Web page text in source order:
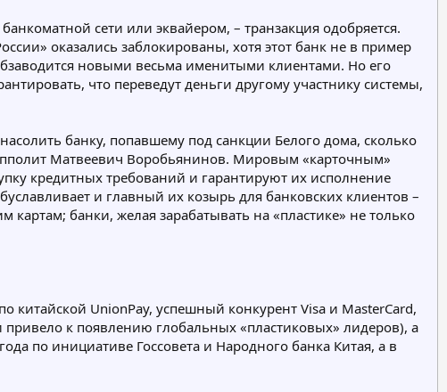
сети или эквайером, – транзакция одобряется.
оказались заблокированы, хотя этот банк не в пример
новыми весьма именитыми клиентами. Но его
что переведут деньги другому участнику системы,
банку, попавшему под санкции Белого дома, сколько
Матвеевич Воробьянинов. Мировым «карточным»
кредитных требований и гарантируют их исполнение
и главный их козырь для банковских клиентов –
банки, желая зарабатывать на «пластике» не только
UnionPay, успешный конкурент Visa и MasterCard,
к появлению глобальных «пластиковых» лидеров), а
по инициативе Госсовета и Народного банка Китая, а в